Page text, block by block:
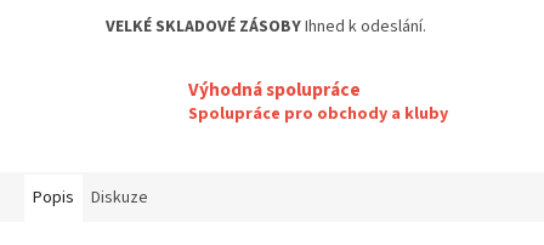
VELKÉ SKLADOVÉ ZÁSOBYIhned k odeslání.
Výhodná spolupráce
Spolupráce pro obchody a kluby
Popis Diskuze